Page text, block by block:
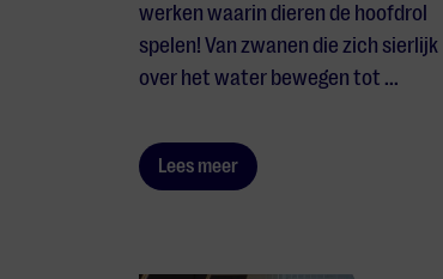
werken waarin dieren de hoofdrol
spelen! Van zwanen die zich sierlijk
over het water bewegen tot ...
Lees meer